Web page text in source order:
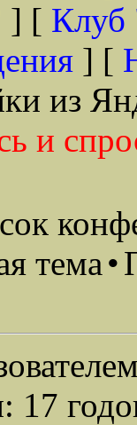
] [ Клуб
] [
из
и
тема•
17